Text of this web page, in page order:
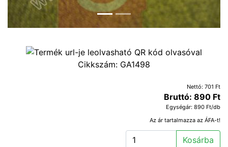
Cikkszám: GA1498
Nettó: 701 Ft
Bruttó: 890 Ft
Egységár: 890 Ft/db
Az ár tartalmazza az ÁFA-t!
Kosárba